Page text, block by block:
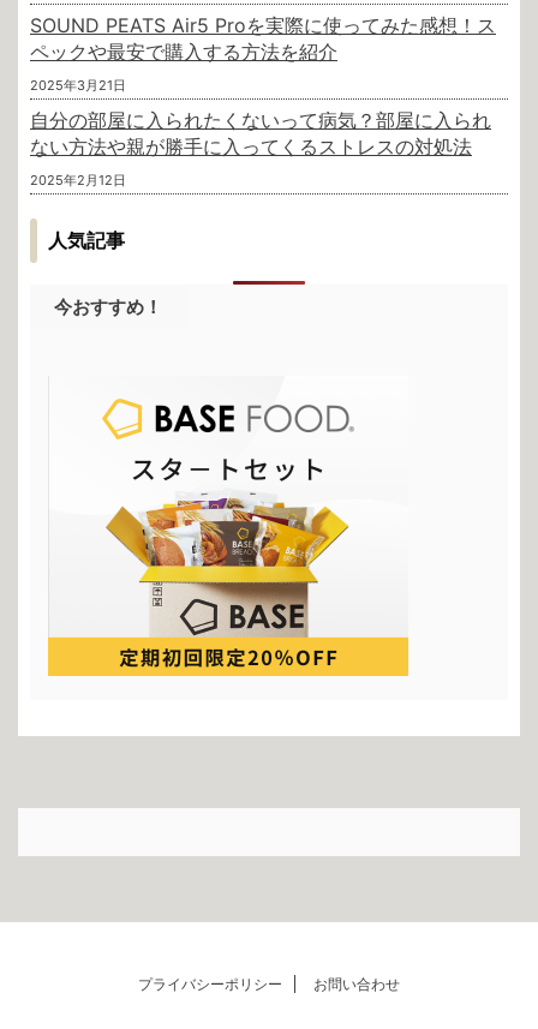
SOUND PEATS Air5 Proを実際に使ってみた感想！ス
ペックや最安で購入する方法を紹介
2025年3月21日
自分の部屋に入られたくないって病気？部屋に入られ
ない方法や親が勝手に入ってくるストレスの対処法
2025年2月12日
人気記事
今おすすめ！
プライバシーポリシー お問い合わせ